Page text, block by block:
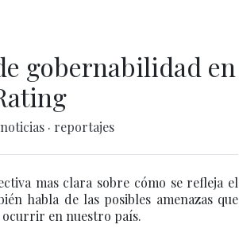
gobernabilidad en
noticias · reportajes
mas clara sobre cómo se refleja el
habla de las posibles amenazas que
ocurrir en nuestro país.